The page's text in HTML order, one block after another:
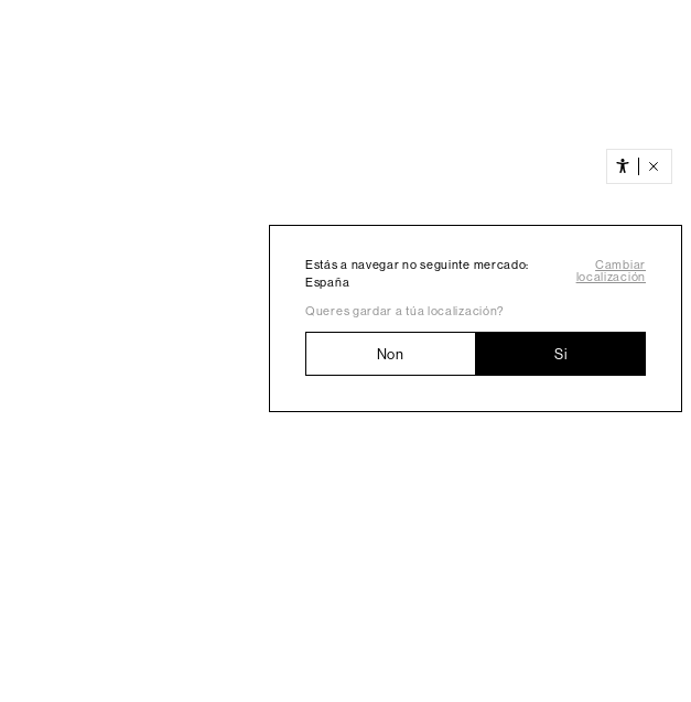
Estás a navegar no seguinte mercado:
España
Cambiar
localización
Queres gardar a túa localización?
Non Si